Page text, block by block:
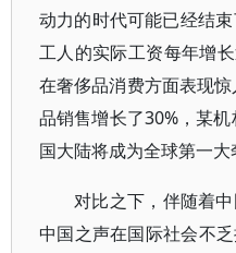
动力的时代可能已经结
工人的实际工资每年增
在奢侈品消费方面表现
品销售增长了30%，某
国大陆将成为全球第一大
对比之下，伴随着
中国之声在国际社会不